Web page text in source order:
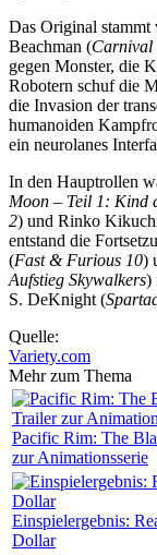
Das Original
Beachman (Carnival
gegen Monster, die
Robotern schuf die
die Invasion der
humanoiden
ein neurolanes
In den Hauptrollen
Moon – Teil 1: Kind
2) und Rinko
entstand die
(Fast & Furious 10)
Aufstieg Skywalkers)
S. DeKnight (
Quelle:
Variety.com
Mehr zum Thema
Pacific Rim: The
zur Animationsserie
Einspielergebnis:
Dollar